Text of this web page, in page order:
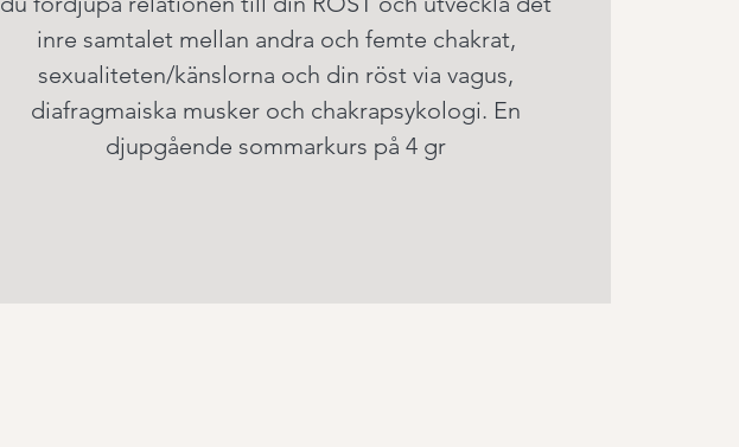
inre samtalet mellan andra och femte chakrat,
sexualiteten/känslorna och din röst via vagus,
diafragmaiska musker och chakrapsykologi. En
djupgående sommarkurs på 4 gr